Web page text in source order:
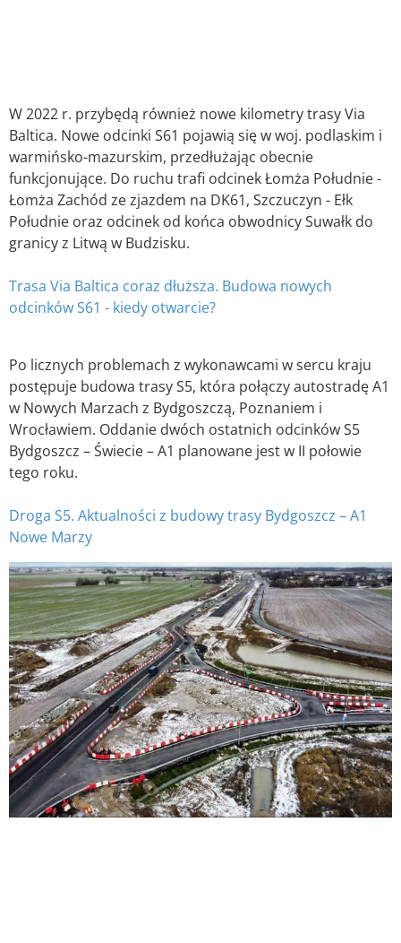
W 2022 r. przybędą również nowe kilometry trasy Via
Baltica. Nowe odcinki S61 pojawią się w woj. podlaskim i
warmińsko-mazurskim, przedłużając obecnie
funkcjonujące. Do ruchu trafi odcinek Łomża Południe -
Łomża Zachód ze zjazdem na DK61, Szczuczyn - Ełk
Południe oraz odcinek od końca obwodnicy Suwałk do
granicy z Litwą w Budzisku.
Trasa Via Baltica coraz dłuższa. Budowa nowych
odcinków S61 - kiedy otwarcie?
Po licznych problemach z wykonawcami w sercu kraju
postępuje budowa trasy S5, która połączy autostradę A1
w Nowych Marzach z Bydgoszczą, Poznaniem i
Wrocławiem. Oddanie dwóch ostatnich odcinków S5
Bydgoszcz – Świecie – A1 planowane jest w II połowie
tego roku.
Droga S5. Aktualności z budowy trasy Bydgoszcz – A1
Nowe Marzy